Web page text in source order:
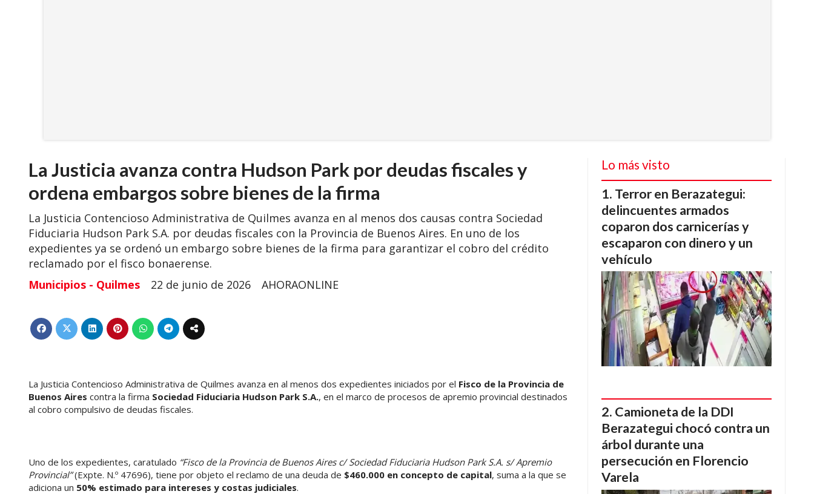
La Justicia avanza contra Hudson Park por deudas fiscales y
ordena embargos sobre bienes de la firma
La Justicia Contencioso Administrativa de Quilmes avanza en al menos dos causas contra Sociedad
Fiduciaria Hudson Park S.A. por deudas fiscales con la Provincia de Buenos Aires. En uno de los
expedientes ya se ordenó un embargo sobre bienes de la firma para garantizar el cobro del crédito
reclamado por el fisco bonaerense.
Municipios - Quilmes
22 de junio de 2026 AHORAONLINE
La Justicia Contencioso Administrativa de Quilmes avanza en al menos dos expedientes iniciados por el Fisco de la Provincia de
Buenos Aires contra la firma Sociedad Fiduciaria Hudson Park S.A., en el marco de procesos de apremio provincial destinados
al cobro compulsivo de deudas fiscales.
Uno de los expedientes, caratulado “Fisco de la Provincia de Buenos Aires c/ Sociedad Fiduciaria Hudson Park S.A. s/ Apremio
Provincial”(Expte. N.º 47696), tiene por objeto el reclamo de una deuda de $460.000 en concepto de capital, suma a la que se
adiciona un 50% estimado para intereses y costas judiciales.
Lo más visto
Terror en Berazategui:
delincuentes armados
coparon dos carnicerías y
escaparon con dinero y un
vehículo
Camioneta de la DDI
Berazategui chocó contra un
árbol durante una
persecución en Florencio
Varela